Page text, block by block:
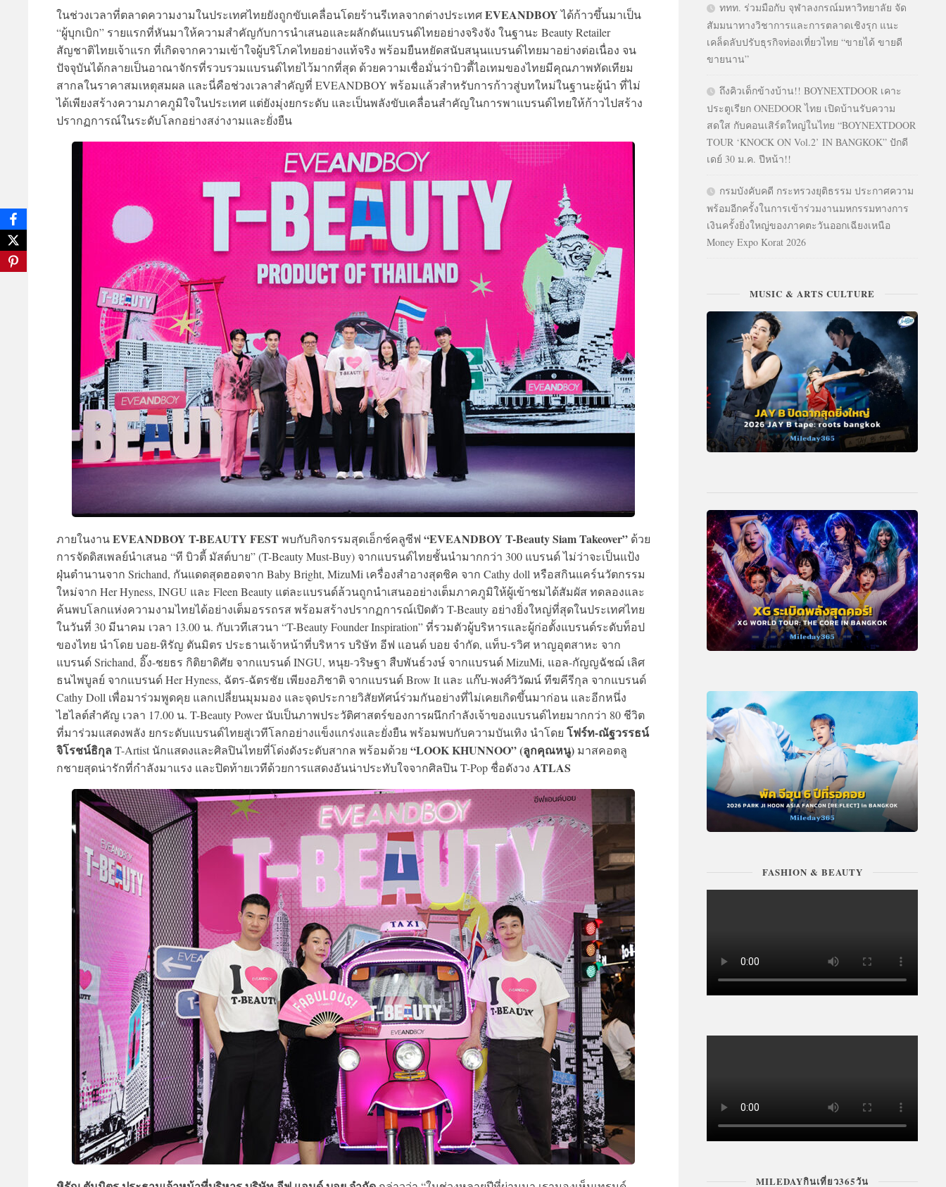
ในช่วงเวลาที่ตลาดความงามในประเทศไทยยังถูกขับเคลื่อนโดยร้านรีเทลจากต่างประเทศEVEANDBOYได้ก้าวขึ้นมาเป็น
“ผู้บุกเบิก” รายแรกที่หันมาให้ความสำคัญกับการนำเสนอและผลักดันแบรนด์ไทยอย่างจริงจัง ในฐานะ Beauty Retailer
สัญชาติไทยเจ้าแรก ที่เกิดจากความเข้าใจผู้บริโภคไทยอย่างแท้จริง พร้อมยืนหยัดสนับสนุนแบรนด์ไทยมาอย่างต่อเนื่อง จน
ปัจจุบันได้กลายเป็นอาณาจักรที่รวบรวมแบรนด์ไทยไว้มากที่สุด ด้วยความเชื่อมั่นว่าบิวตี้ไอเทมของไทยมีคุณภาพทัดเทียม
สากลในราคาสมเหตุสมผล และนี่คือช่วงเวลาสำคัญที่ EVEANDBOY พร้อมแล้วสำหรับการก้าวสู่บทใหม่ในฐานะผู้นำ ที่ไม่
ได้เพียงสร้างความภาคภูมิใจในประเทศ แต่ยังมุ่งยกระดับ และเป็นพลังขับเคลื่อนสำคัญในการพาแบรนด์ไทยให้ก้าวไปสร้าง
ปรากฏการณ์ในระดับโลกอย่างสง่างามและยั่งยืน
ภายในงานEVEANDBOY T-BEAUTY FESTพบกับกิจกรรมสุดเอ็กซ์คลูซีฟ “EVEANDBOY T-Beauty Siam Takeover” ด้วย
การจัดดิสเพลย์นำเสนอ “ที บิวตี้ มัสต์บาย” (T-Beauty Must-Buy) จากแบรนด์ไทยชั้นนำมากกว่า 300 แบรนด์ ไม่ว่าจะเป็นแป้ง
ฝุ่นตำนานจาก Srichand, กันแดดสุดฮอตจาก Baby Bright, MizuMi เครื่องสำอางสุดชิค จาก Cathy doll หรือสกินแคร์นวัตกรรม
ใหม่จาก Her Hyness, INGU และ Fleen Beauty แต่ละแบรนด์ล้วนถูกนำเสนออย่างเต็มภาคภูมิให้ผู้เข้าชมได้สัมผัส ทดลองและ
ค้นพบโลกแห่งความงามไทยได้อย่างเต็มอรรถรส พร้อมสร้างปรากฏการณ์เปิดตัว T-Beauty อย่างยิ่งใหญ่ที่สุดในประเทศไทย
ในวันที่ 30 มีนาคม เวลา 13.00 น. กับเวทีเสวนา “T-Beauty Founder Inspiration” ที่รวมตัวผู้บริหารและผู้ก่อตั้งแบรนด์ระดับท็อป
ของไทย นำโดย บอย-หิรัญ ตันมิตร ประธานเจ้าหน้าที่บริหาร บริษัท อีฟ แอนด์ บอย จำกัด, แท็บ-รวิศ หาญอุตสาหะ จาก
แบรนด์ Srichand, อิ๊ง-ชยธร กิติยาดิศัย จากแบรนด์ INGU, หนุย-วริษฐา สืบพันธ์วงษ์ จากแบรนด์ MizuMi, แอล-กัญญฉัชฌ์ เลิศ
ธนไพบูลย์ จากแบรนด์ Her Hyness, ฉัตร-ฉัตรชัย เพียงอภิชาติ จากแบรนด์ Brow It และ แก๊บ-พงศ์วิวัฒน์ ทีฆคีรีกุล จากแบรนด์
Cathy Doll เพื่อมาร่วมพูดคุย แลกเปลี่ยนมุมมอง และจุดประกายวิสัยทัศน์ร่วมกันอย่างที่ไม่เคยเกิดขึ้นมาก่อน และอีกหนึ่ง
ไฮไลต์สำคัญ เวลา 17.00 น. T-Beauty Power นับเป็นภาพประวัติศาสตร์ของการผนึกกำลังเจ้าของแบรนด์ไทยมากกว่า 80 ชีวิต
ที่มาร่วมแสดงพลัง ยกระดับแบรนด์ไทยสู่เวทีโลกอย่างแข็งแกร่งและยั่งยืน พร้อมพบกับความบันเทิง นำโดย โฟร์ท-ณัฐวรรธน์
จิโรชน์ธิกุล T-Artist นักแสดงและศิลปินไทยที่โด่งดังระดับสากล พร้อมด้วย “LOOK KHUNNOO” (ลูกคุณหนู) มาสคอตลู
กชายสุดน่ารักที่กำลังมาแรง และปิดท้ายเวทีด้วยการแสดงอันน่าประทับใจจากศิลปิน T-Pop ชื่อดังวง ATLAS
ททท. ร่วมมือกับ จุฬาลงกรณ์มหาวิทยาลัย จัด
สัมมนาทางวิชาการและการตลาดเชิงรุก แนะ
เคล็ดลับปรับธุรกิจท่องเที่ยวไทย “ขายได้ ขายดี
ขายนาน”
ถึงคิวเด็กข้างบ้าน!! BOYNEXTDOOR เคาะ
ประตูเรียก ONEDOOR ไทย เปิดบ้านรับความ
สดใส กับคอนเสิร์ตใหญ่ในไทย “BOYNEXTDOOR
TOUR ‘KNOCK ON Vol.2’ IN BANGKOK” ปักดี
เดย์ 30 ม.ค. ปีหน้า!!
กรมบังคับคดี กระทรวงยุติธรรม ประกาศความ
พร้อมอีกครั้งในการเข้าร่วมงานมหกรรมทางการ
เงินครั้งยิ่งใหญ่ของภาคตะวันออกเฉียงเหนือ
Money Expo Korat 2026
MUSIC & ARTS CULTURE
FASHION & BEAUTY
MILEDAYกินเที่ยว365วัน